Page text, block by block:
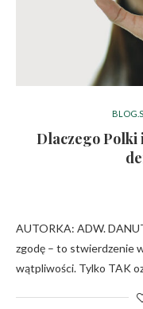
Dlaczego Polki
AUTORKA: ADW.
zgodę – to stwierdzenie
wątpliwości. Tylko TAK